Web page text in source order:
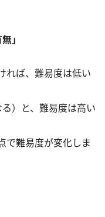
」
れば、難易度は低い
）と、難易度は高い
で難易度が変化しま